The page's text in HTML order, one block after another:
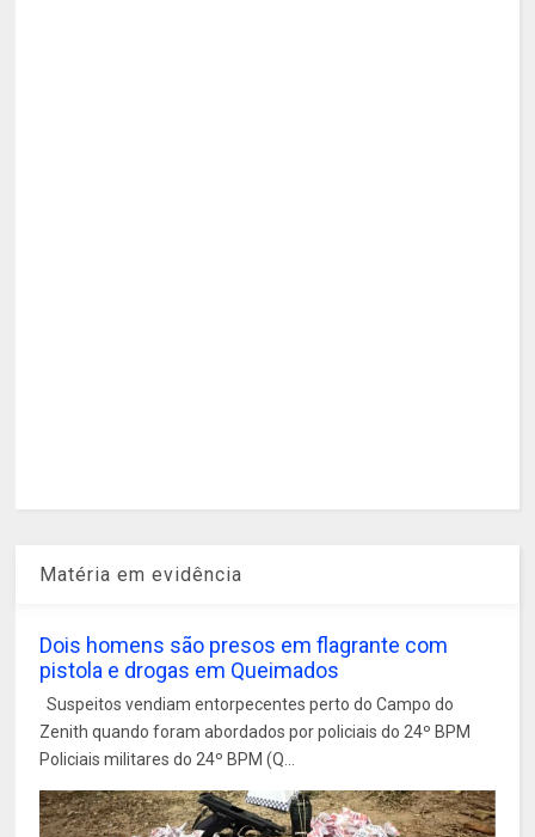
Matéria em evidência
Dois homens são presos em flagrante com
pistola e drogas em Queimados
Suspeitos vendiam entorpecentes perto do Campo do
Zenith quando foram abordados por policiais do 24º BPM
Policiais militares do 24º BPM (Q...